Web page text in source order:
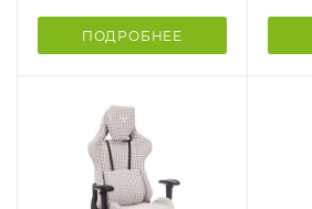
ПОДРОБНЕЕ